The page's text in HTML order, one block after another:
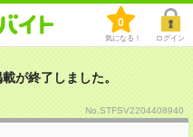
0
気になる！ ログイン
が終了しました。
No.STFSV2204408940